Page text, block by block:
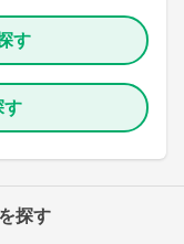
す
す
探す